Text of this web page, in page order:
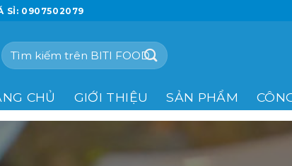
SỈ: 0907502079
Tìm
kiếm:
CHỦ GIỚI THIỆU SẢN PHẨM